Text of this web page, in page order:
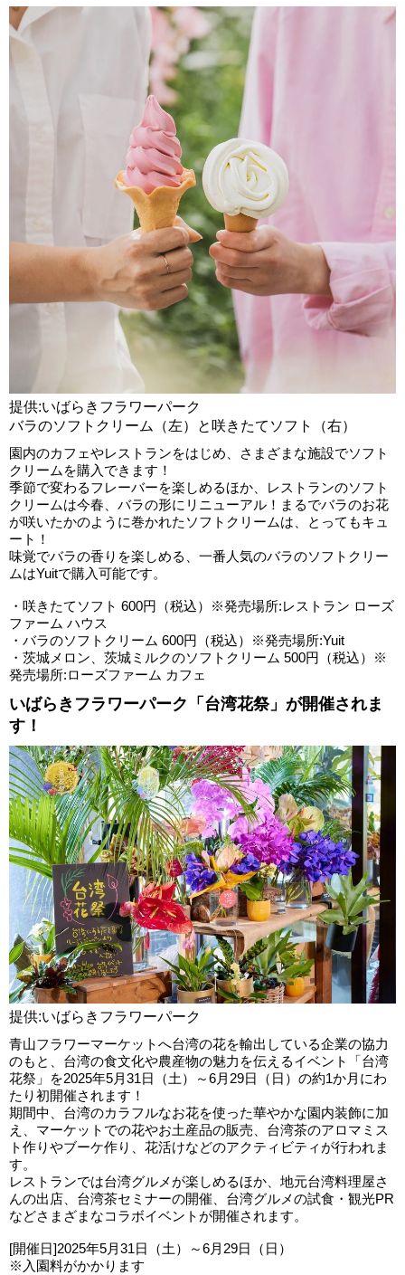
提供:いばらきフラワーパーク
バラのソフトクリーム（左）と咲きたてソフト（右）
園内のカフェやレストランをはじめ、さまざまな施設でソフト
クリームを購入できます！
季節で変わるフレーバーを楽しめるほか、レストランのソフト
クリームは今春、バラの形にリニューアル！まるでバラのお花
が咲いたかのように巻かれたソフトクリームは、とってもキュ
ート！
味覚でバラの香りを楽しめる、一番人気のバラのソフトクリー
ムはYuitで購入可能です。
・咲きたてソフト 600円（税込）※発売場所:レストラン ローズ
ファーム ハウス
・バラのソフトクリーム 600円（税込）※発売場所:Yuit
・茨城メロン、茨城ミルクのソフトクリーム 500円（税込）※
発売場所:ローズファーム カフェ
いばらきフラワーパーク「台湾花祭」が開催されま
す！
提供:いばらきフラワーパーク
青山フラワーマーケットへ台湾の花を輸出している企業の協力
のもと、台湾の食文化や農産物の魅力を伝えるイベント「台湾
花祭」を2025年5月31日（土）～6月29日（日）の約1か月にわ
たり初開催されます！
期間中、台湾のカラフルなお花を使った華やかな園内装飾に加
え、マーケットでの花やお土産品の販売、台湾茶のアロマミス
ト作りやブーケ作り、花活けなどのアクティビティが行われま
す。
レストランでは台湾グルメが楽しめるほか、地元台湾料理屋さ
んの出店、台湾茶セミナーの開催、台湾グルメの試食・観光PR
などさまざまなコラボイベントが開催されます。
[開催日]2025年5月31日（土）～6月29日（日）
※入園料がかかります